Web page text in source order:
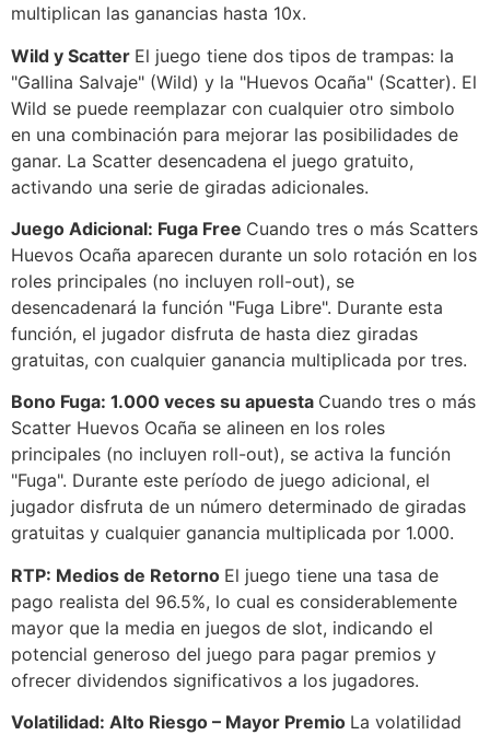
multiplican las ganancias hasta 10x.
Wild y Scatter El juego tiene dos tipos de trampas: la
"Gallina Salvaje" (Wild) y la "Huevos Ocaña" (Scatter). El
Wild se puede reemplazar con cualquier otro simbolo
en una combinación para mejorar las posibilidades de
ganar. La Scatter desencadena el juego gratuito,
activando una serie de giradas adicionales.
Juego Adicional: Fuga Free Cuando tres o más Scatters
Huevos Ocaña aparecen durante un solo rotación en los
roles principales (no incluyen roll-out), se
desencadenará la función "Fuga Libre". Durante esta
función, el jugador disfruta de hasta diez giradas
gratuitas, con cualquier ganancia multiplicada por tres.
Bono Fuga: 1.000 veces su apuesta Cuando tres o más
Scatter Huevos Ocaña se alineen en los roles
principales (no incluyen roll-out), se activa la función
"Fuga". Durante este período de juego adicional, el
jugador disfruta de un número determinado de giradas
gratuitas y cualquier ganancia multiplicada por 1.000.
RTP: Medios de Retorno El juego tiene una tasa de
pago realista del 96.5%, lo cual es considerablemente
mayor que la media en juegos de slot, indicando el
potencial generoso del juego para pagar premios y
ofrecer dividendos significativos a los jugadores.
Volatilidad: Alto Riesgo – Mayor Premio La volatilidad